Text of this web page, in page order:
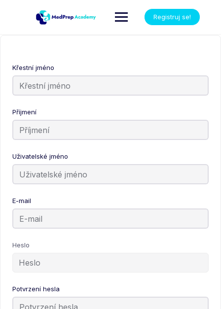
Registruj se!
Křestní jméno
Příjmení
Uživatelské jméno
E-mail
Heslo
Potvrzení hesla